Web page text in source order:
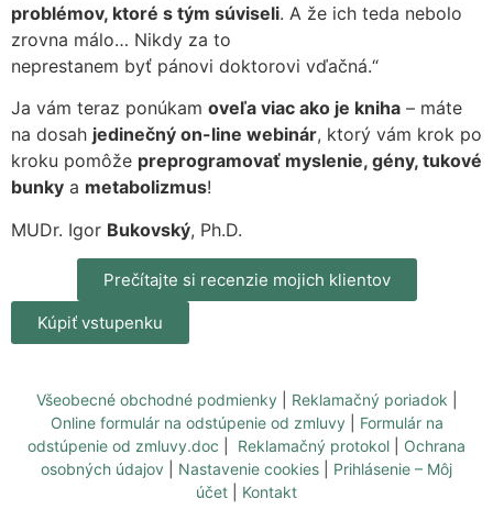
problémov, ktoré s tým súviseli. A že ich teda nebolo
zrovna málo… Nikdy za to
neprestanem byť pánovi doktorovi vďačná.“
Ja vám teraz ponúkam oveľa viac ako je kniha – máte
na dosah jedinečný on-line webinár, ktorý vám krok po
kroku pomôže preprogramovať myslenie, gény, tukové
bunky a metabolizmus!
MUDr. Igor Bukovský, Ph.D.
Prečítajte si recenzie mojich klientov
Kúpiť vstupenku
Všeobecné obchodné podmienky| Reklamačný poriadok
Online formulár na odstúpenie od zmluvy| Formulár na
odstúpenie od zmluvy.doc
Reklamačný protokol
Ochrana
osobných údajov
Nastavenie cookies
Prihlásenie – Môj
účet
Kontakt